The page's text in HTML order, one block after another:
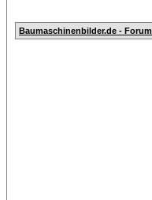
Baumaschinenbilder.de - Forum